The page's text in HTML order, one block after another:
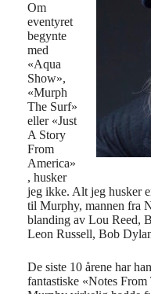
Om
eventyret
begynte
med
«Aqua
Show»,
«Murph
The Surf»
eller «Just
A Story
From
America»
, husker
jeg ikke. Alt jeg husker
til Murphy, mannen fra
blanding av Lou Reed,
Leon Russell, Bob
De siste 10 årene har
fantastiske «Notes